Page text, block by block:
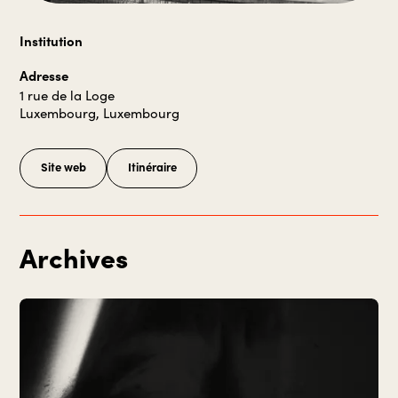
Institution
Adresse
1 rue de la Loge
Luxembourg, Luxembourg
Site web Itinéraire
Archives